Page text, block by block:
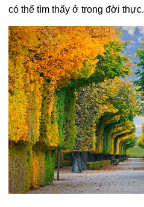
có thể tìm thấy ở trong đời thực.